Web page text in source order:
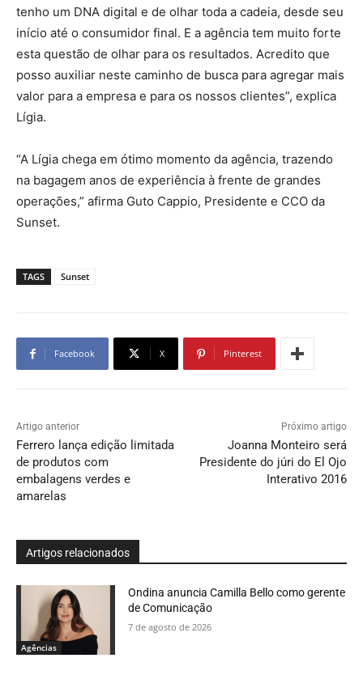
tenho um DNA digital e de olhar toda a cadeia, desde seu
início até o consumidor final. E a agência tem muito forte
esta questão de olhar para os resultados. Acredito que
posso auxiliar neste caminho de busca para agregar mais
valor para a empresa e para os nossos clientes”, explica
Lígia.
“A Lígia chega em ótimo momento da agência, trazendo
na bagagem anos de experiência à frente de grandes
operações,” afirma Guto Cappio, Presidente e CCO da
Sunset.
TAGS Sunset
Facebook X Pinterest
Artigo anterior
Ferrero lança edição limitada
de produtos com
embalagens verdes e
amarelas
Próximo artigo
Joanna Monteiro será
Presidente do júri do El Ojo
Interativo 2016
Artigos relacionados
Agências
Ondina anuncia Camilla Bello como gerente
de Comunicação
7 de agosto de 2026